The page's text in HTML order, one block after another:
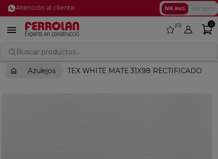
Atención al cliente IVA incl.
 favorite
0 0
Buscar productos...
Azulejos TEX WHITE MATE 31X98 RECTIFICADO